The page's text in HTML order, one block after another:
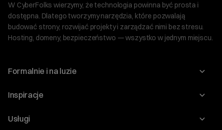
W CyberFolks wierzymy, że technologia powinna być prosta i
dostępna. Dlatego tworzymy narzędzia, które pozwalają
budować strony, rozwijać projekty i zarządzać nimi bez stresu.
Hosting, domeny, bezpieczeństwo — wszystko w jednym miejscu.
Formalnie i na luzie
O nas
Program Korzyści dla Inwestorów
Inspiracje
Blog
Usługi